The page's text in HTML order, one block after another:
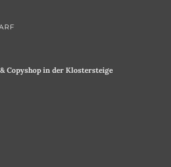
Copyshop in der Klostersteige